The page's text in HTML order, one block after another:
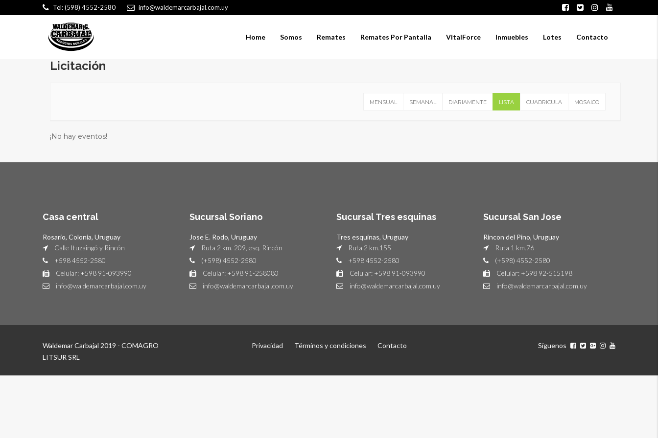
Tel: (598) 4552-2580 info@waldemarcarbajal.com.uy
Home Somos Remates Remates Por Pantalla VitalForce Inmuebles Lotes Contacto
Licitación
MENSUAL SEMANAL DIARIAMENTE LISTA CUADRICULA MOSAICO
¡No hay eventos!
Casa central
Rosario, Colonia, Uruguay
Calle Ituzaingó y Rincón
+598 4552-2580
Celular: +598 91-093990
info@waldemarcarbajal.com.uy
Sucursal Soriano
Jose E. Rodo, Uruguay
Ruta 2 km. 209, esq. Rincón
(+598) 4552-2580
Celular: +598 91-258080
info@waldemarcarbajal.com.uy
Sucursal Tres esquinas
Tres esquinas, Uruguay
Ruta 2 km.155
+598 4552-2580
Celular: +598 91-093990
info@waldemarcarbajal.com.uy
Sucursal San Jose
Rincon del Pino, Uruguay
Ruta 1 km.76
(+598) 4552-2580
Celular: +598 92-515198
info@waldemarcarbajal.com.uy
Waldemar Carbajal 2019 - COMAGRO
LITSUR SRL
Privacidad Términos y condiciones Contacto Síguenos